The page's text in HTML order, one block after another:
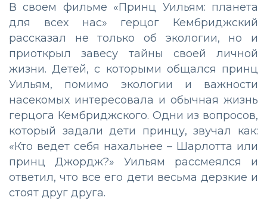
В своем фильме «Принц Уильям: планета
для всех нас» герцог Кембриджский
рассказал не только об экологии, но и
приоткрыл завесу тайны своей личной
жизни. Детей, с которыми общался принц
Уильям, помимо экологии и важности
насекомых интересовала и обычная жизнь
герцога Кембриджского. Одни из вопросов,
который задали дети принцу, звучал как:
«Кто ведет себя нахальнее – Шарлотта или
принц Джордж?» Уильям рассмеялся и
ответил, что все его дети весьма дерзкие и
стоят друг друга.